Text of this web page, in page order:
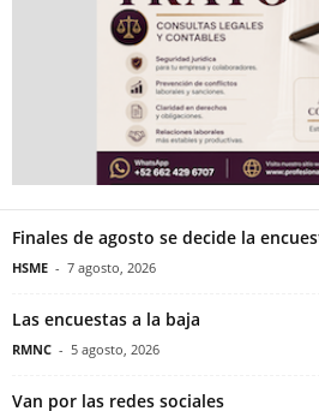
Finales de agosto se decide la
HSME - 7 agosto, 2026
Las encuestas a la baja
RMNC - 5 agosto, 2026
Van por las redes sociales